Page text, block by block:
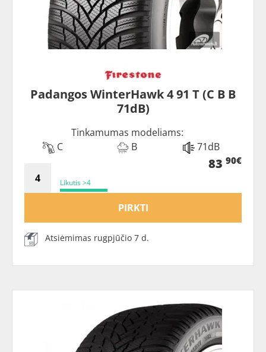
Padangos WinterHawk 4 91 T (C B B
71dB)
Tinkamumas modeliams:
C
B 71dB
Likutis >4
83 90€
PIRKTI
Atsiėmimas rugpjūčio 7 d.